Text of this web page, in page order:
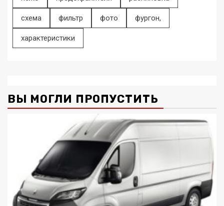
схема фильтр фото фургон,
характеристики
ВЫ МОГЛИ ПРОПУСТИТЬ